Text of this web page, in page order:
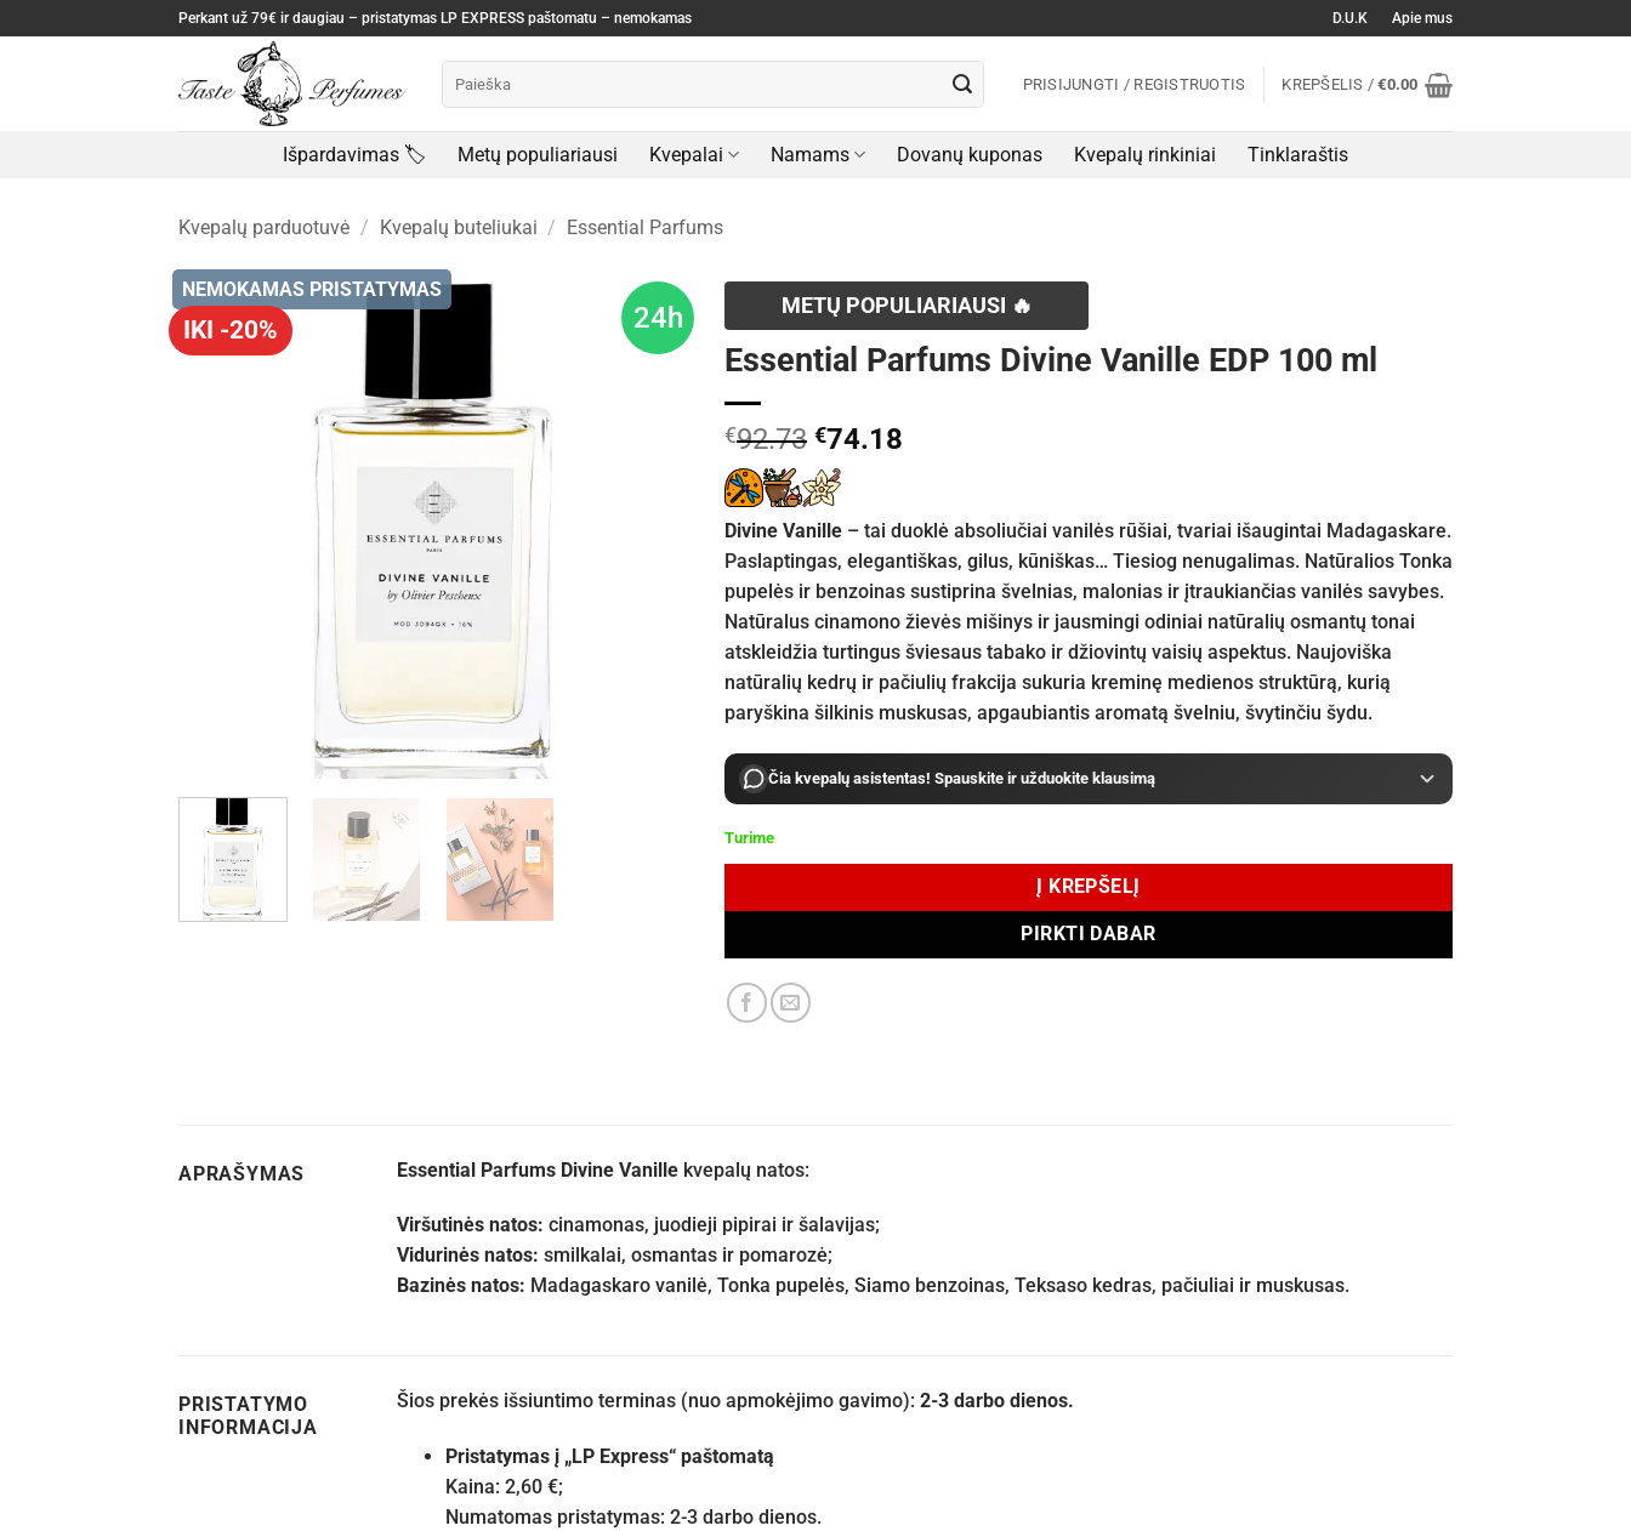
to
Perkant už 79€ ir daugiau – pristatymas LP EXPRESS paštomatu – nemokamas D.U.K Apie mus
PRISIJUNGTI / REGISTRUOTIS KREPŠELIS /€0.00
Išpardavimas 🏷️ Metų populiariausi Kvepalai Namams Dovanų kuponas Kvepalų rinkiniai Tinklaraštis
Kvepalų parduotuvė / Kvepalų buteliukai / Essential Parfums
NEMOKAMAS PRISTATYMAS
24h
IKI -20%
METŲ POPULIARIAUSI 🔥
Essential Parfums Divine Vanille EDP 100 ml
€92.73 Original
price
was:
€92.73.
€74.18
€74.18.
Divine Vanille – tai duoklė absoliučiai vanilės rūšiai, tvariai išaugintai Madagaskare.
Paslaptingas, elegantiškas, gilus, kūniškas… Tiesiog nenugalimas. Natūralios Tonka
pupelės ir benzoinas sustiprina švelnias, malonias ir įtraukiančias vanilės savybes.
Natūralus cinamono žievės mišinys ir jausmingi odiniai natūralių osmantų tonai
atskleidžia turtingus šviesaus tabako ir džiovintų vaisių aspektus. Naujoviška
natūralių kedrų ir pačiulių frakcija sukuria kreminę medienos struktūrą, kurią
paryškina šilkinis muskusas, apgaubiantis aromatą švelniu, švytinčiu šydu.
Čia kvepalų asistentas! Spauskite ir užduokite klausimą
Turime
Į KREPŠELĮ
PIRKTI DABAR
APRAŠYMAS Essential Parfums Divine Vanille kvepalų natos:
Viršutinės natos: cinamonas, juodieji pipirai ir šalavijas;
Vidurinės natos: smilkalai, osmantas ir pomarozė;
Bazinės natos: Madagaskaro vanilė, Tonka pupelės, Siamo benzoinas, Teksaso kedras, pačiuliai ir muskusas.
PRISTATYMO
INFORMACIJA
Šios prekės išsiuntimo terminas (nuo apmokėjimo gavimo): 2-3 darbo dienos.
Pristatymas į „LP Express“ paštomatą
Kaina: 2,60 €;
Numatomas pristatymas: 2-3 darbo dienos.